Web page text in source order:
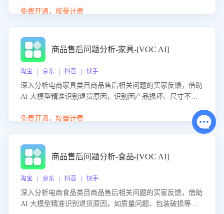
置差评防控，提升客户满意度。
免费开通，按量计费
商品售后问题分析-家具-[VOC AI]
淘宝 | 京东 | 抖音 | 快手
深入分析电商家具类目商品售后相关问题的买家反馈，借助
AI 大模型精准识别退货原因，识别因产品损坏、尺寸不符
力商家优化产品或服务，实现销售额的显著提升。
免费开通，按量计费
商品售后问题分析-食品-[VOC AI]
淘宝 | 京东 | 抖音 | 快手
深入分析电商食品类目商品售后相关问题的买家反馈，借助
AI 大模型精准识别退货原因，如质量问题、包装破损等，